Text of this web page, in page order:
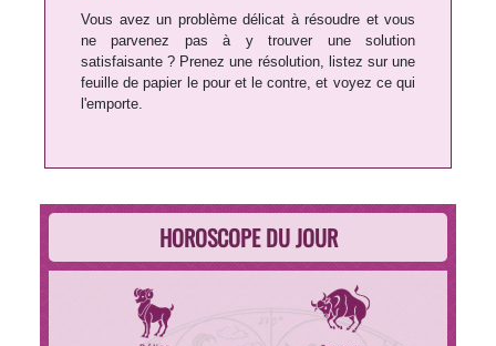
Vous avez un problème délicat à résoudre et vous
ne parvenez pas à y trouver une solution
satisfaisante ? Prenez une résolution, listez sur une
feuille de papier le pour et le contre, et voyez ce qui
l'emporte.
HOROSCOPE DU JOUR